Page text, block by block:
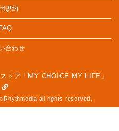
規約
FAQ
合わせ
トア「MY CHOICE MY LIFE」
Rhythmedia all rights reserved.